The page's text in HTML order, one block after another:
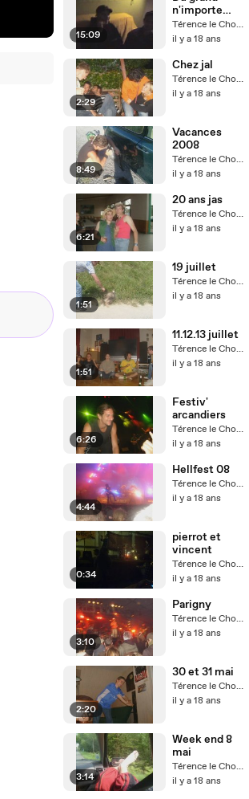
15:09
n'importe
quoi !!!
Térence le Chouilleur
il y a 18 ans
2:29
Chez jal
Térence le Chouilleur
il y a 18 ans
8:49
Vacances
2008
Térence le Chouilleur
il y a 18 ans
6:21
20 ans jas
Térence le Chouilleur
il y a 18 ans
1:51
19 juillet
Térence le Chouilleur
il y a 18 ans
1:51
11.12.13 juillet
Térence le Chouilleur
il y a 18 ans
6:26
Festiv'
arcandiers
Térence le Chouilleur
il y a 18 ans
4:44
Hellfest 08
Térence le Chouilleur
il y a 18 ans
0:34
pierrot et
vincent
Térence le Chouilleur
il y a 18 ans
3:10
Parigny
Térence le Chouilleur
il y a 18 ans
2:20
30 et 31 mai
Térence le Chouilleur
il y a 18 ans
3:14
Week end 8
mai
Térence le Chouilleur
il y a 18 ans